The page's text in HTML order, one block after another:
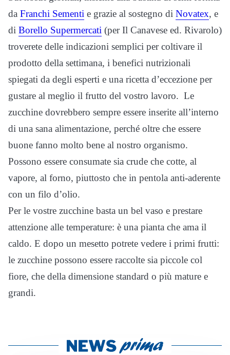
da Franchi Sementi e grazie al sostegno di Novatex, e
di Borello Supermercati (per Il Canavese ed. Rivarolo)
troverete delle indicazioni semplici per coltivare il
prodotto della settimana, i benefici nutrizionali
spiegati da degli esperti e una ricetta d’eccezione per
gustare al meglio il frutto del vostro lavoro. Le
zucchine dovrebbero sempre essere inserite all’interno
di una sana alimentazione, perché oltre che essere
buone fanno molto bene al nostro organismo.
Possono essere consumate sia crude che cotte, al
vapore, al forno, piuttosto che in pentola anti-aderente
con un filo d’olio.
Per le vostre zucchine basta un bel vaso e prestare
attenzione alle temperature: è una pianta che ama il
caldo. E dopo un mesetto potrete vedere i primi frutti:
le zucchine possono essere raccolte sia piccole col
fiore, che della dimensione standard o più mature e
grandi.